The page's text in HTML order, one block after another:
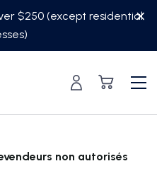
$250 (except residential
non autorisés